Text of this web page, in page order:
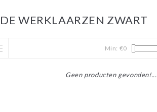
WERKLAARZEN ZWART
Min: €0
Geen producten gevonden!...